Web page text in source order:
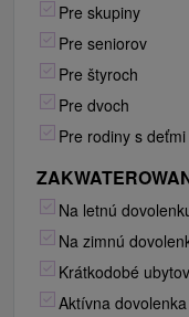
Pre skupiny
Pre seniorov
Pre štyroch
Pre dvoch
Pre rodiny s deťmi
Na letnú
Na zimnú
Krátkodobé
Aktívna dovolenka